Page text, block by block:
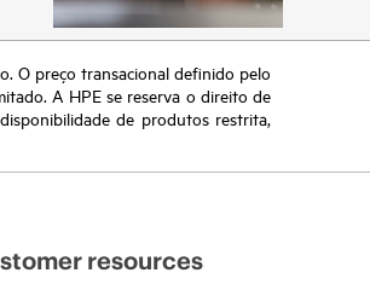
O preço transacional definido pelo
A HPE se reserva o direito de
de produtos restrita,
resources